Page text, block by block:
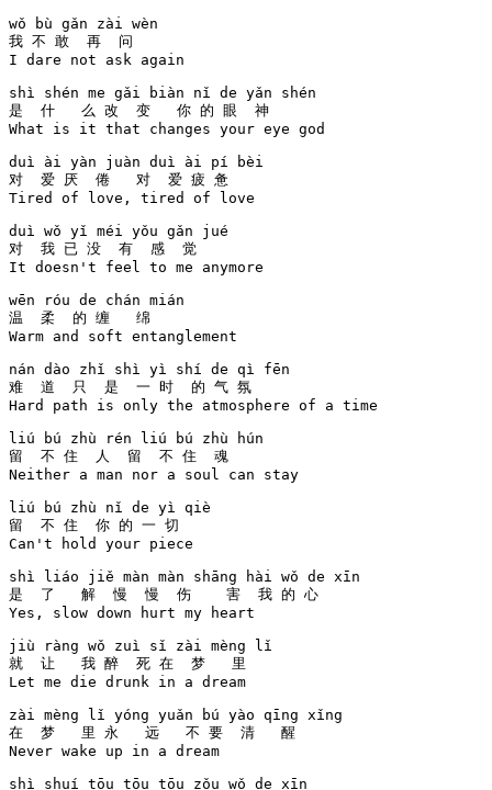
wǒ bù gǎn zài wèn
我 不 敢  再  问
I dare not ask again
shì shén me gǎi biàn nǐ de yǎn shén
是  什   么 改  变   你 的 眼  神
What is it that changes your eye god
duì ài yàn juàn duì ài pí bèi
对  爱 厌  倦   对  爱 疲 惫
Tired of love, tired of love
duì wǒ yǐ méi yǒu gǎn jué
对  我 已 没  有  感  觉
It doesn't feel to me anymore
wēn róu de chán mián
温  柔  的 缠   绵
Warm and soft entanglement
nán dào zhǐ shì yì shí de qì fēn
难  道  只  是  一 时  的 气 氛
Hard path is only the atmosphere of a time
liú bú zhù rén liú bú zhù hún
留  不 住  人  留  不 住  魂
Neither a man nor a soul can stay
liú bú zhù nǐ de yì qiè
留  不 住  你 的 一 切
Can't hold your piece
shì liáo jiě màn màn shāng hài wǒ de xīn
是  了   解  慢  慢  伤    害  我 的 心
Yes, slow down hurt my heart
jiù ràng wǒ zuì sǐ zài mèng lǐ
就  让   我 醉  死 在  梦   里
Let me die drunk in a dream
zài mèng lǐ yóng yuǎn bú yào qīng xǐng
在  梦   里 永   远   不 要  清   醒
Never wake up in a dream
shì shuí tōu tōu tōu zǒu wǒ de xīn